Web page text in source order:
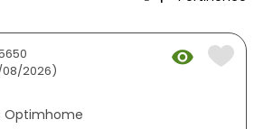
08/2026)
Optimhome